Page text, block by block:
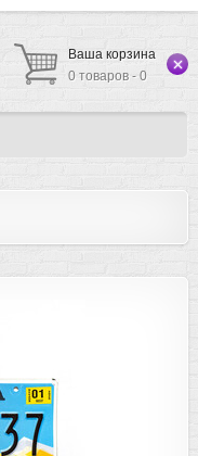
Ваша корзина
0 товаров - 0